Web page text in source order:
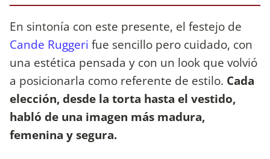
En sintonía con este presente, el festejo de
Cande Ruggeri fue sencillo pero cuidado, con
una estética pensada y con un look que volvió
a posicionarla como referente de estilo. Cada
elección, desde la torta hasta el vestido,
habló de una imagen más madura,
femenina y segura.